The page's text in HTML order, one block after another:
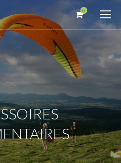
0